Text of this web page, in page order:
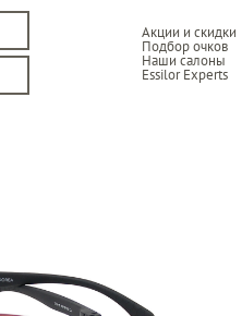
Акции и скидки
Подбор очков
Наши салоны
Essilor Experts